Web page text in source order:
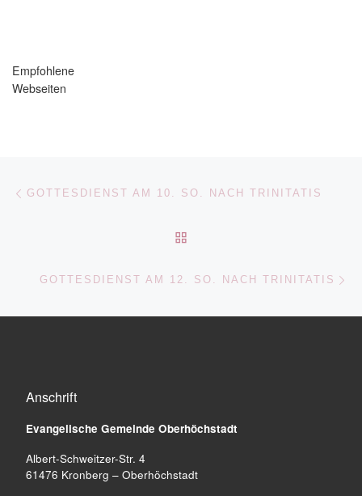
Empfohlene
Webseiten
Beitragsnavigation
GOTTESDIENST AM 10. SO. NACH TRINITATIS
GOTTESDIENST AM 12. SO. NACH TRINITATIS
Anschrift
Evangelische Gemeinde Oberhöchstadt
Albert-Schweitzer-Str. 4
61476 Kronberg – Oberhöchstadt